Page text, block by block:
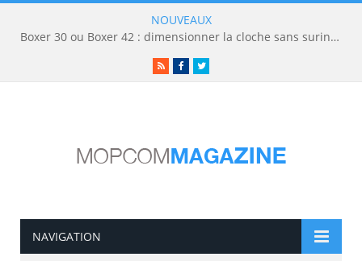
NOUVEAUX
Boxer 30 ou Boxer 42 : dimensionner la cloche sans surinvestir
RSSFacebookTwitter
NAVIGATION